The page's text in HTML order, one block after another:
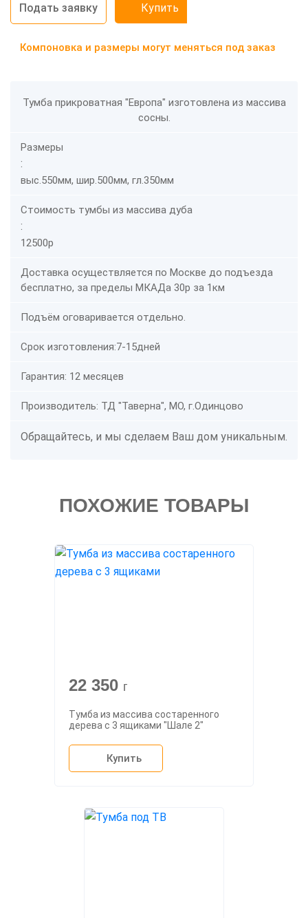
Подать заявку Купить
Компоновка и размеры могут меняться под заказ
Тумба прикроватная "Европа" изготовлена из массива
сосны.
Размеры
:
выс.550мм, шир.500мм, гл.350мм
Стоимость тумбы из массива дуба
:
12500р
Доставка осуществляется по Москве до подъезда
бесплатно, за пределы МКАДа 30р за 1км
Подъём оговаривается отдельно.
Срок изготовления:7-15дней
Гарантия: 12 месяцев
Производитель: ТД "Таверна", МО, г.Одинцово
Обращайтесь, и мы сделаем Ваш дом уникальным.
ПОХОЖИЕ ТОВАРЫ
22 350 г
Тумба из массива состаренного
дерева с 3 ящиками "Шале 2"
Купить